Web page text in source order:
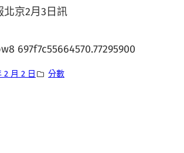
京2月3日訊
697f7c55664570.77295900
2 月 2 日 分數